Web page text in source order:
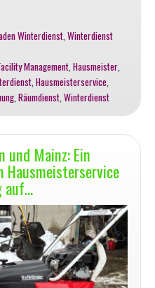
Winterdienst,Winterdienst
Management,Hausmeister,
,Hausmeisterservice,
,Räumdienst,Winterdienst
und Mainz: Ein
Hausmeisterservice
auf…